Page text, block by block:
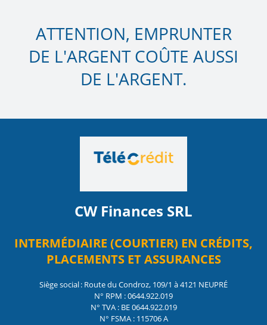
ATTENTION, EMPRUNTER
DE L'ARGENT COÛTE AUSSI
DE L'ARGENT.
CW Finances SRL
INTERMÉDIAIRE (COURTIER) EN CRÉDITS,
PLACEMENTS ET ASSURANCES
Siège social : Route du Condroz, 109/1 à 4121 NEUPRÉ
N° RPM : 0644.922.019
N° TVA : BE 0644.922.019
N° FSMA : 115706 A